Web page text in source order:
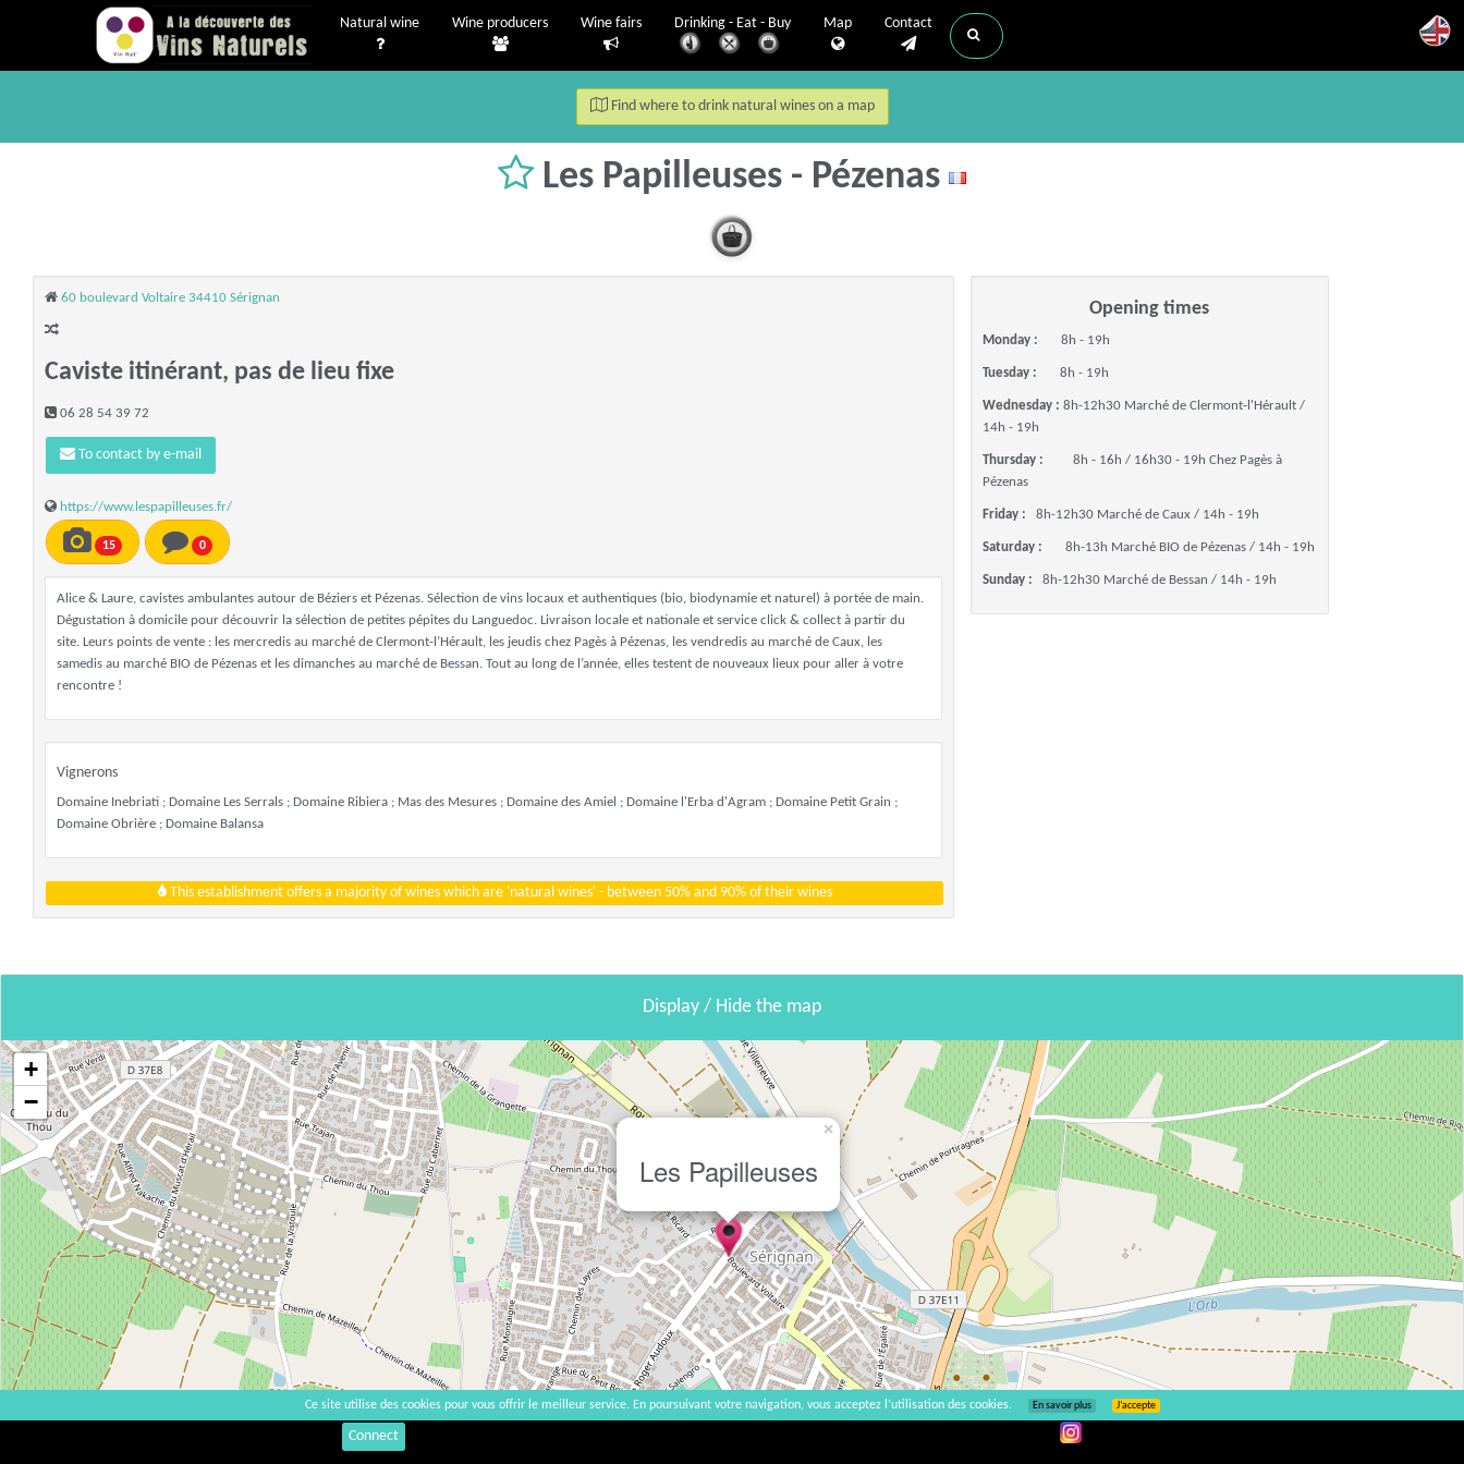
Natural wine Wine producers Wine fairs Drinking - Eat - Buy Map Contact
Find where to drink natural wines on a map
Les Papilleuses - Pézenas
60 boulevard Voltaire 34410 Sérignan
Caviste itinérant, pas de lieu fixe
06 28 54 39 72
To contact by e-mail
https://www.lespapilleuses.fr/
15 0
Alice & Laure, cavistes ambulantes autour de Béziers et Pézenas. Sélection de vins locaux et authentiques (bio, biodynamie et naturel) à portée de main.
Dégustation à domicile pour découvrir la sélection de petites pépites du Languedoc. Livraison locale et nationale et service click & collect à partir du
site. Leurs points de vente : les mercredis au marché de Clermont-l’Hérault, les jeudis chez Pagès à Pézenas, les vendredis au marché de Caux, les
samedis au marché BIO de Pézenas et les dimanches au marché de Bessan. Tout au long de l’année, elles testent de nouveaux lieux pour aller à votre
rencontre !
Vignerons
Domaine Inebriati ; Domaine Les Serrals ; Domaine Ribiera ; Mas des Mesures ; Domaine des Amiel ; Domaine l'Erba d'Agram ; Domaine Petit Grain ;
Domaine Obrière ; Domaine Balansa
This establishment offers a majority of wines which are 'natural wines' - between 50% and 90% of their wines
Opening times
Monday : 8h - 19h
Tuesday : 8h - 19h
Wednesday : 8h-12h30 Marché de Clermont-l'Hérault /
14h - 19h
Thursday : 8h - 16h / 16h30 - 19h Chez Pagès à
Pézenas
Friday : 8h-12h30 Marché de Caux / 14h - 19h
Saturday : 8h-13h Marché BIO de Pézenas / 14h - 19h
Sunday : 8h-12h30 Marché de Bessan / 14h - 19h
Display / Hide the map
Les Papilleuses
×
+
−
Connect
Ce site utilise des cookies pour vous offrir le meilleur service. En poursuivant votre navigation, vous acceptez l’utilisation des cookies. En savoir plus J’accepte